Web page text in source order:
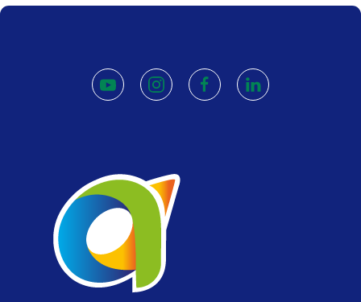
youtube instagramfacebooklinkedin